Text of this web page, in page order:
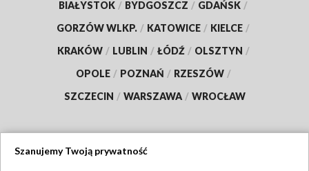
BIAŁYSTOK / BYDGOSZCZ / GDAŃSK /
GORZÓW WLKP. / KATOWICE / KIELCE /
KRAKÓW / LUBLIN / ŁÓDŹ / OLSZTYN /
OPOLE / POZNAŃ / RZESZÓW /
SZCZECIN / WARSZAWA / WROCŁAW
Szanujemy Twoją prywatność